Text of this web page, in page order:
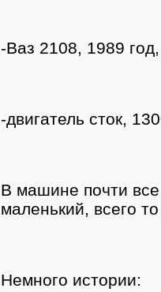
-Ваз 2108, 1989
-двигатель сток,
В машине почти
маленький, всего
Немного истории: